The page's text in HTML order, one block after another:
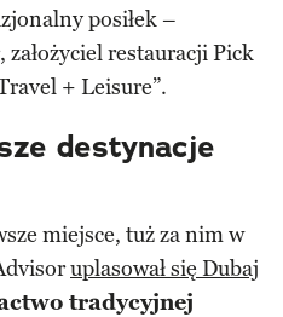
posiłek –
restauracji Pick
+ Leisure”.
destynacje
miejsce, tuż za nim w
uplasował się Dubaj
tradycyjnej